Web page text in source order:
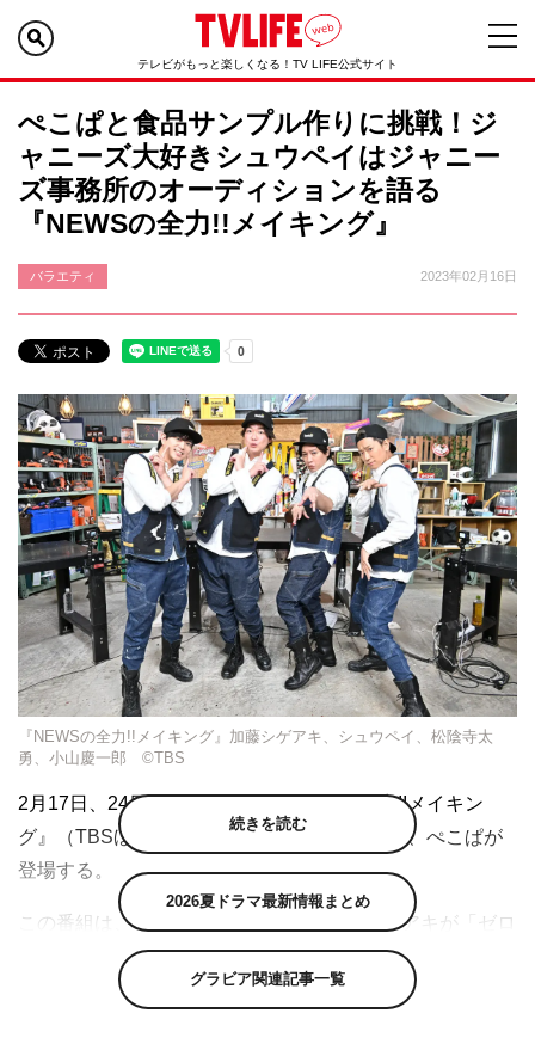
テレビがもっと楽しくなる！TV LIFE公式サイト
ぺこぱと食品サンプル作りに挑戦！ジ
ャニーズ大好きシュウペイはジャニー
ズ事務所のオーディションを語る
『NEWSの全力!!メイキング』
バラエティ 2023年02月16日
『NEWSの全力!!メイキング』加藤シゲアキ、シュウペイ、松陰寺太
勇、小山慶一郎 ©TBS
2月17日、24日（金）放送の『NEWSの全力!!メイキン
グ』（TBSほか 深夜0時50分～1時20分）に、ぺこぱが
登場する。
この番組は、NEWSの小山慶一郎と加藤シゲアキが「ゼロ
から作ったら面白そうなモノ」を、ゲストと共に片っ端か
ら自作していくDIYバラエティ。さまざまなモノ作りを通
続きを読む
2026夏ドラマ最新情報まとめ
グラビア関連記事一覧